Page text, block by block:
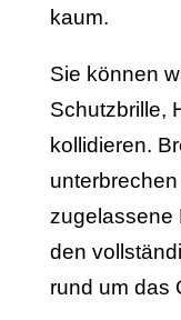
kaum.
Sie können
Schutzbrille,
kollidieren.
zugelassene
den
rund um das